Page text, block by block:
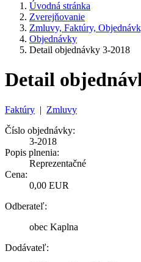
Úvodná stránka
Zverejňovanie
Zmluvy, Faktúry,
Objednávky
Detail objednávky 3-2018
Detail
Faktúry | Zmluvy
Číslo objednávky:
3-2018
Popis plnenia:
Reprezentačné
Cena:
0,00 EUR
Odberateľ:
obec Kaplna
Dodávateľ: